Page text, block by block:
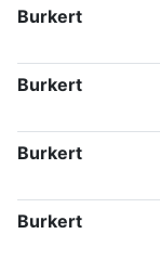
Burkert
Burkert
Burkert
Burkert